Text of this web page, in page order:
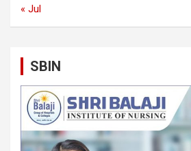
« Jul
SBIN